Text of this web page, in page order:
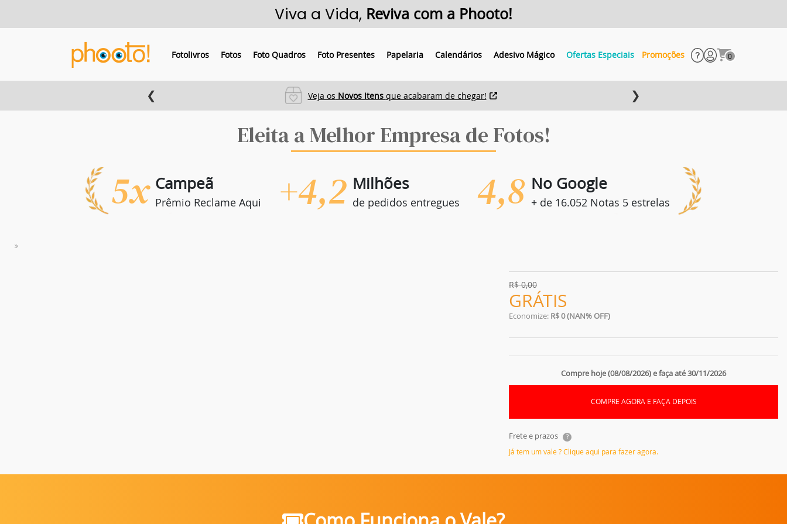
Viva a Vida, Reviva com a Phooto!
Fotolivros Fotos Foto Quadros Foto Presentes Papelaria Calendários Adesivo Mágico Ofertas Especiais Promoções 0
❮ Veja os Novos Itens que acabaram de chegar! ❯
Eleita a Melhor Empresa de Fotos!
5x Campeã
Prêmio Reclame Aqui +4,2 Milhões
de pedidos entregues 4,8 No Google
+ de 16.052 Notas 5 estrelas
R$0,00
GRÁTIS
Economize: R$ 0 (NAN% OFF)
Compre hoje (08/08/2026) e faça até 30/11/2026
COMPRE AGORA E FAÇA DEPOIS
Frete e prazos ?
Já tem um vale ? Clique aqui para fazer agora.